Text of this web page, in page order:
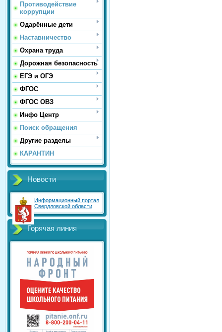
Противодействие
коррупции
Одарённые дети
Наставничество
Охрана труда
Дорожная безопасность
ЕГЭ и ОГЭ
ФГОС
ФГОС ОВЗ
Инфо Центр
Поиск обращения
Другие разделы
КАРАНТИН
Новости
Информационный портал
Свердловской области
Горячая линия